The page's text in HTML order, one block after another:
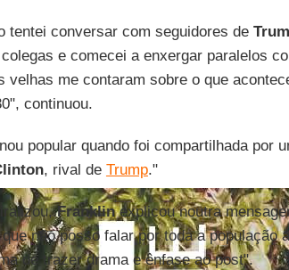
tentei conversar com seguidores de
e comecei a enxergar paralelos
velhas me contaram sobre o que
continuou.
popular quando foi compartilhada por
, rival de Trump."
Franklinexplicou noutra
não posso falar por toda a população
de trazer drama e ênfase ao post".